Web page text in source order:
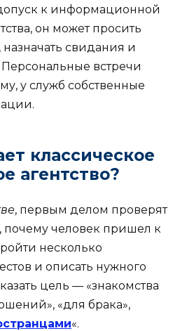
к информационной
он может просить
свидания и
Персональные встречи
у служб собственные
классическое
агентство?
, первым делом проверят
почему человек пришел к
несколько
и описать нужного
цель — «знакомства
«для брака»,
«.